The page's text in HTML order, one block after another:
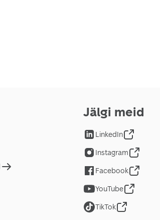
Jälgi meid
LinkedIn
Instagram
Facebook
YouTube
TikTok